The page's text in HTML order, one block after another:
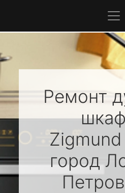
Ремонт
город